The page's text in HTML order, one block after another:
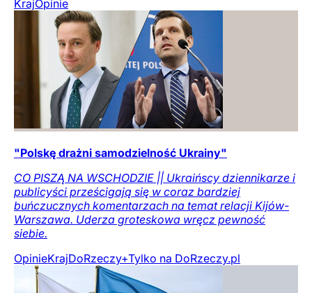
KrajOpinie
"Polskę drażni samodzielność Ukrainy"
CO PISZĄ NA WSCHODZIE || Ukraińscy dziennikarze i
publicyści prześcigają się w coraz bardziej
buńczucznych komentarzach na temat relacji Kijów-
Warszawa. Uderza groteskowa wręcz pewność
siebie.
OpinieKrajDoRzeczy+Tylko na DoRzeczy.pl